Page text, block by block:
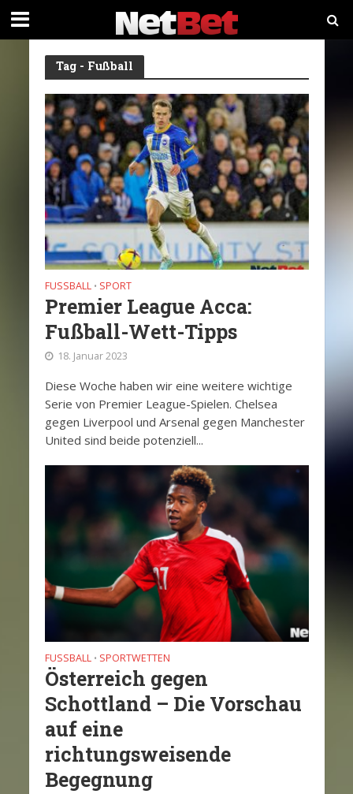
Tag - Fußball
FUSSBALL • SPORT
Premier League Acca:
Fußball-Wett-Tipps
18. Januar 2023
Diese Woche haben wir eine weitere wichtige
Serie von Premier League-Spielen. Chelsea
gegen Liverpool und Arsenal gegen Manchester
United sind beide potenziell...
FUSSBALL • SPORTWETTEN
Österreich gegen
Schottland – Die Vorschau
auf eine
richtungsweisende
Begegnung